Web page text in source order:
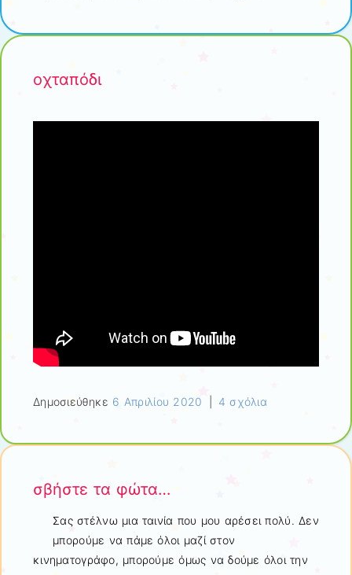
οχταπόδι
Δημοσιεύθηκε 6 Απριλίου 2020 4 σχόλια
σβήστε τα φώτα…
Σας στέλνω μια ταινία που μου αρέσει πολύ. Δεν
μπορούμε να πάμε όλοι μαζί στον
κινηματογράφο, μπορούμε όμως να δούμε όλοι την